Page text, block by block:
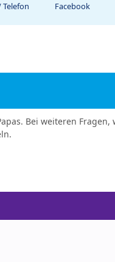
Telefon Facebook
Bei weiteren Fragen,